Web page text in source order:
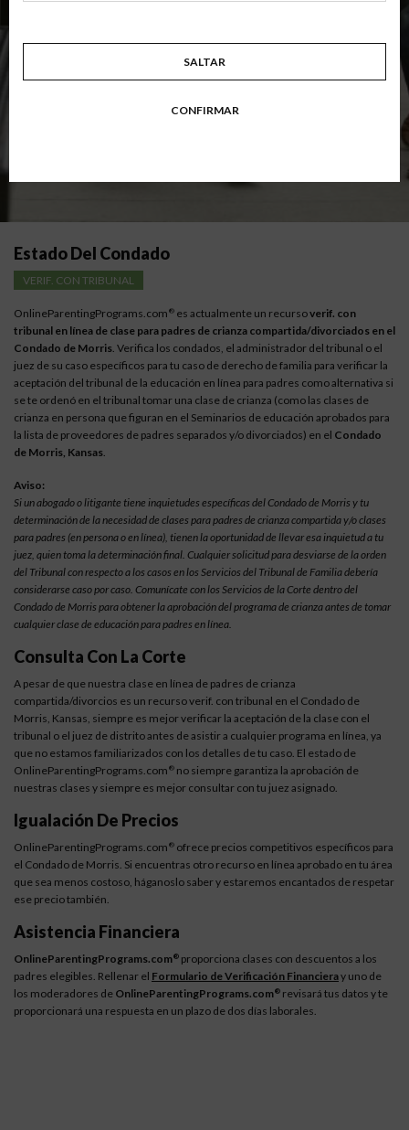
Disponible enInglés
Resumen Detallado De La Clase
Estado Del Condado
VERIF. CON TRIBUNAL
OnlineParentingPrograms.com ® es actualmente un recursoverif. con
tribunal en línea de clase para padres de crianza compartida/divorciados en el
Condado de Morris. Verifica los condados, el administrador del tribunal o el
juez de su caso específicos para tu caso de derecho de familia para verificar la
aceptación del tribunal de la educación en línea para padres como alternativa si
se te ordenó en el tribunal tomar una clase de crianza (como las clases de
crianza en persona que figuran en el Seminarios de educación aprobados para
la lista de proveedores de padres separados y/o divorciados) en el Condado
de Morris, Kansas.
Aviso:
Si un abogado o litigante tiene inquietudes específicas del Condado de Morris y tu
determinación de la necesidad de clases para padres de crianza compartida y/o clases
para padres (en persona o en línea), tienen la oportunidad de llevar esa inquietud a tu
juez, quien toma la determinación final. Cualquier solicitud para desviarse de la orden
del Tribunal con respecto a los casos en los Servicios del Tribunal de Familia debería
considerarse caso por caso. Comunícate con los Servicios de la Corte dentro del
Condado de Morris para obtener la aprobación del programa de crianza antes de tomar
cualquier clase de educación para padres en línea.
Consulta Con La Corte
A pesar de que nuestra clase en línea de padres de crianza
compartida/divorcios es un recurso verif. con tribunal en el Condado de
Morris, Kansas, siempre es mejor verificar la aceptación de la clase con el
tribunal o el juez de distrito antes de asistir a cualquier programa en línea, ya
que no estamos familiarizados con los detalles de tu caso. El estado de
OnlineParentingPrograms.com ® no siempre garantiza la aprobación de
nuestras clases y siempre es mejor consultar con tu juez asignado.
Igualación De Precios
OnlineParentingPrograms.com ® ofrece precios competitivos específicos para
el Condado de Morris. Si encuentras otro recurso en línea aprobado en tu área
que sea menos costoso, háganoslo saber y estaremos encantados de respetar
ese precio también.
Asistencia Financiera
OnlineParentingPrograms.com® proporciona clases con descuentos a los
padres elegibles. Rellenar el Formulario de Verificación Financieray uno de
los moderadores de OnlineParentingPrograms.com® revisará tus datos y te
proporcionará una respuesta en un plazo de dos días laborales.
SALTAR
CONFIRMAR